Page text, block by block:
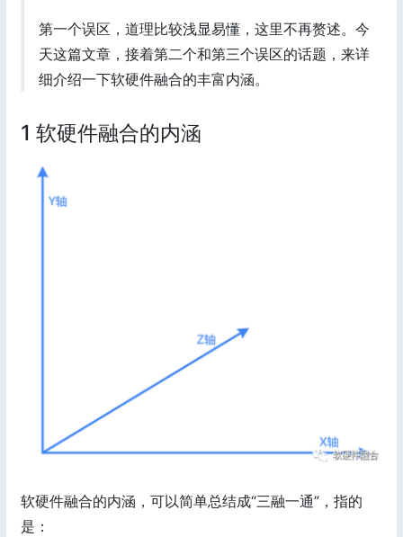
第一个误区，道理比较浅显易懂，这里不再赘述。今
天这篇文章，接着第二个和第三个误区的话题，来详
细介绍一下软硬件融合的丰富内涵。
1 软硬件融合的内涵
软硬件融合的内涵，可以简单总结成“三融一通”，指的
是：